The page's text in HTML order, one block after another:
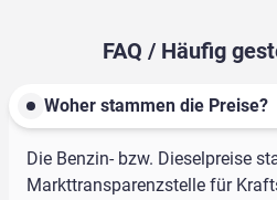
FAQ / Häufig
Woher stammen die Preise?
Die Benzin- bzw. Dieselpreise
Markttransparenzstelle für